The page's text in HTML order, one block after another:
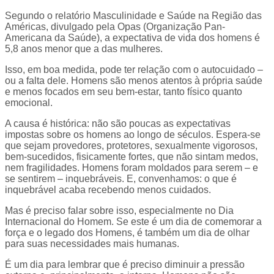
Segundo o relatório Masculinidade e Saúde na Região das
Américas, divulgado pela Opas (Organização Pan-
Americana da Saúde), a expectativa de vida dos homens é
5,8 anos menor que a das mulheres.
Isso, em boa medida, pode ter relação com o autocuidado –
ou a falta dele. Homens são menos atentos à própria saúde
e menos focados em seu bem-estar, tanto físico quanto
emocional.
A causa é histórica: não são poucas as expectativas
impostas sobre os homens ao longo de séculos. Espera-se
que sejam provedores, protetores, sexualmente vigorosos,
bem-sucedidos, fisicamente fortes, que não sintam medos,
nem fragilidades. Homens foram moldados para serem – e
se sentirem – inquebráveis. E, convenhamos: o que é
inquebrável acaba recebendo menos cuidados.
Mas é preciso falar sobre isso, especialmente no Dia
Internacional do Homem. Se este é um dia de comemorar a
força e o legado dos Homens, é também um dia de olhar
para suas necessidades mais humanas.
É um dia para lembrar que é preciso diminuir a pressão